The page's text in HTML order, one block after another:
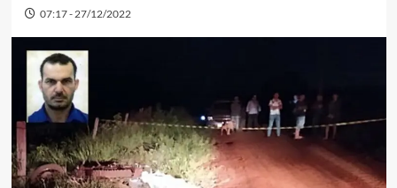
07:17 - 27/12/2022